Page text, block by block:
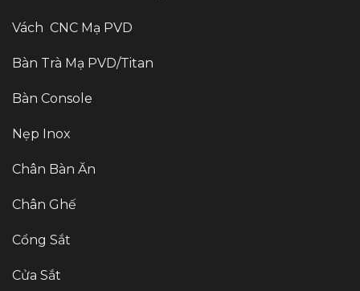
Vách CNC Mạ PVD
Bàn Trà Mạ PVD/Titan
Bàn Console
Nẹp Inox
Chân Bàn Ăn
Chân Ghế
Cổng Sắt
Cửa Sắt